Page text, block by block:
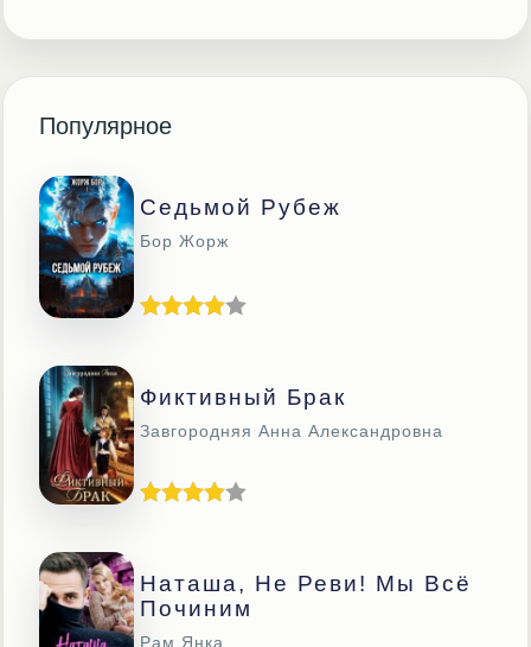
Популярное
Седьмой Рубеж
Бор Жорж
Фиктивный Брак
Завгородняя Анна Александровна
Наташа, Не Реви! Мы Всё
Починим
Рам Янка